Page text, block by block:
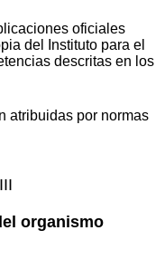
oficiales
del Instituto para el
descritas en los
atribuidas por normas
organismo